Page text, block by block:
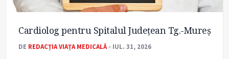
Cardiolog pentru Spitalul Județean Tg.-Mureș
DE REDACȚIA VIAȚA MEDICALĂ- IUL. 31, 2026